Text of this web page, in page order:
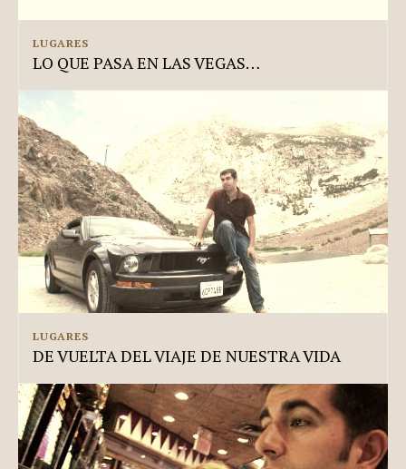
LUGARES
LO QUE PASA EN LAS VEGAS…
LUGARES
DE VUELTA DEL VIAJE DE NUESTRA VIDA